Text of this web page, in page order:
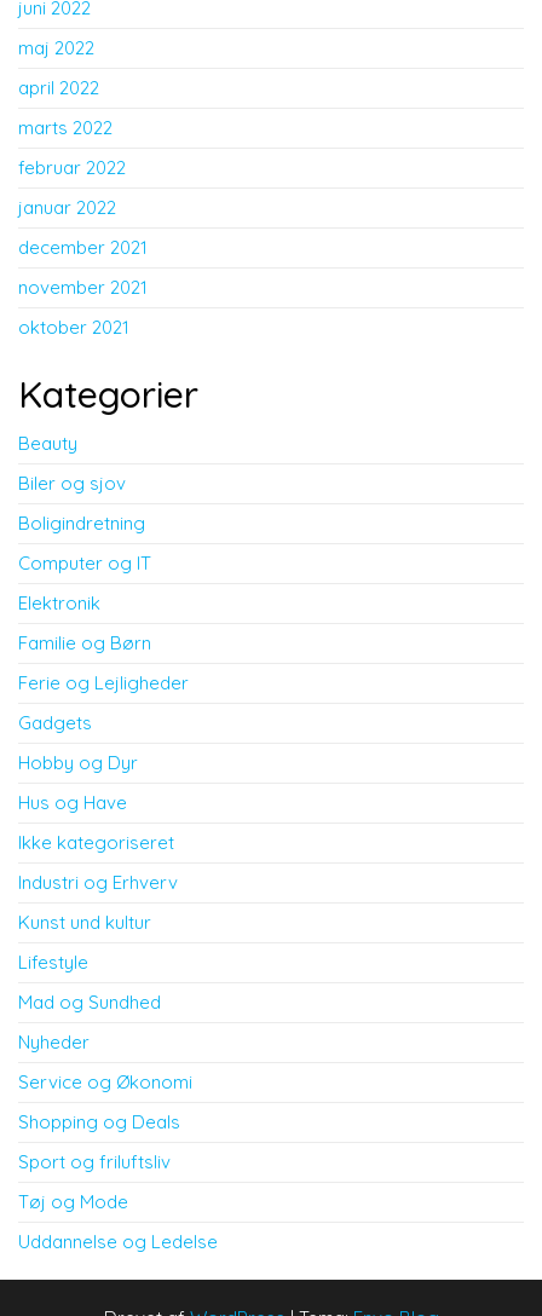
juni 2022
maj 2022
april 2022
marts 2022
februar 2022
januar 2022
december 2021
november 2021
oktober 2021
Kategorier
Beauty
Biler og sjov
Boligindretning
Computer og IT
Elektronik
Familie og Børn
Ferie og Lejligheder
Gadgets
Hobby og Dyr
Hus og Have
Ikke kategoriseret
Industri og Erhverv
Kunst und kultur
Lifestyle
Mad og Sundhed
Nyheder
Service og Økonomi
Shopping og Deals
Sport og friluftsliv
Tøj og Mode
Uddannelse og Ledelse